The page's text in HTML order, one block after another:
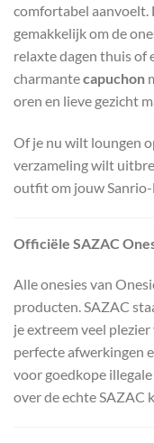
comfortabel aanvoelt.
gemakkelijk om de
relaxte dagen thuis of
charmantecapuchon
oren en lieve gezicht
Of je nu wilt loungen
verzameling wilt
outfit om jouw
Officiële SAZAC
Alle onesies van
producten. SAZAC
je extreem veel
perfecte afwerkingen
voor goedkope
over de echte SAZAC